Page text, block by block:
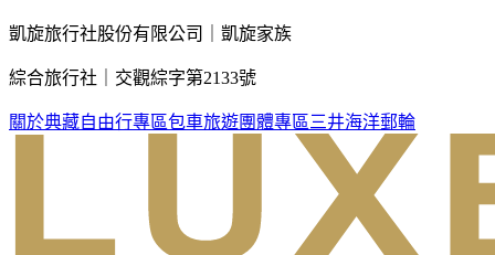
凱旋旅行社股份有限公司｜凱旋家族
綜合旅行社｜交觀綜字第2133號
關於典藏自由行專區包車旅遊團體專區 三井海洋郵輪